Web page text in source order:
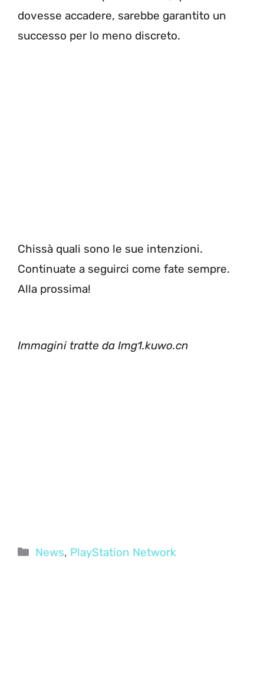
dovesse accadere, sarebbe garantito un
successo per lo meno discreto.
Chissà quali sono le sue intenzioni.
Continuate a seguirci come fate sempre.
Alla prossima!
Immagini tratte da Img1.kuwo.cn
Categorie
News, PlayStation Network